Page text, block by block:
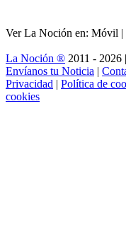
Ver La Noción en: Móvil |
La Noción ® 2011 - 2026 |
Envíanos tu Noticia |
Privacidad | Política de
cookies